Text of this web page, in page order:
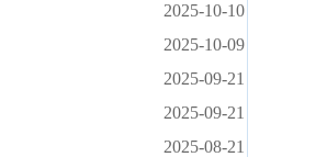
2025-10-10
2025-10-09
2025-09-21
2025-09-21
2025-08-21